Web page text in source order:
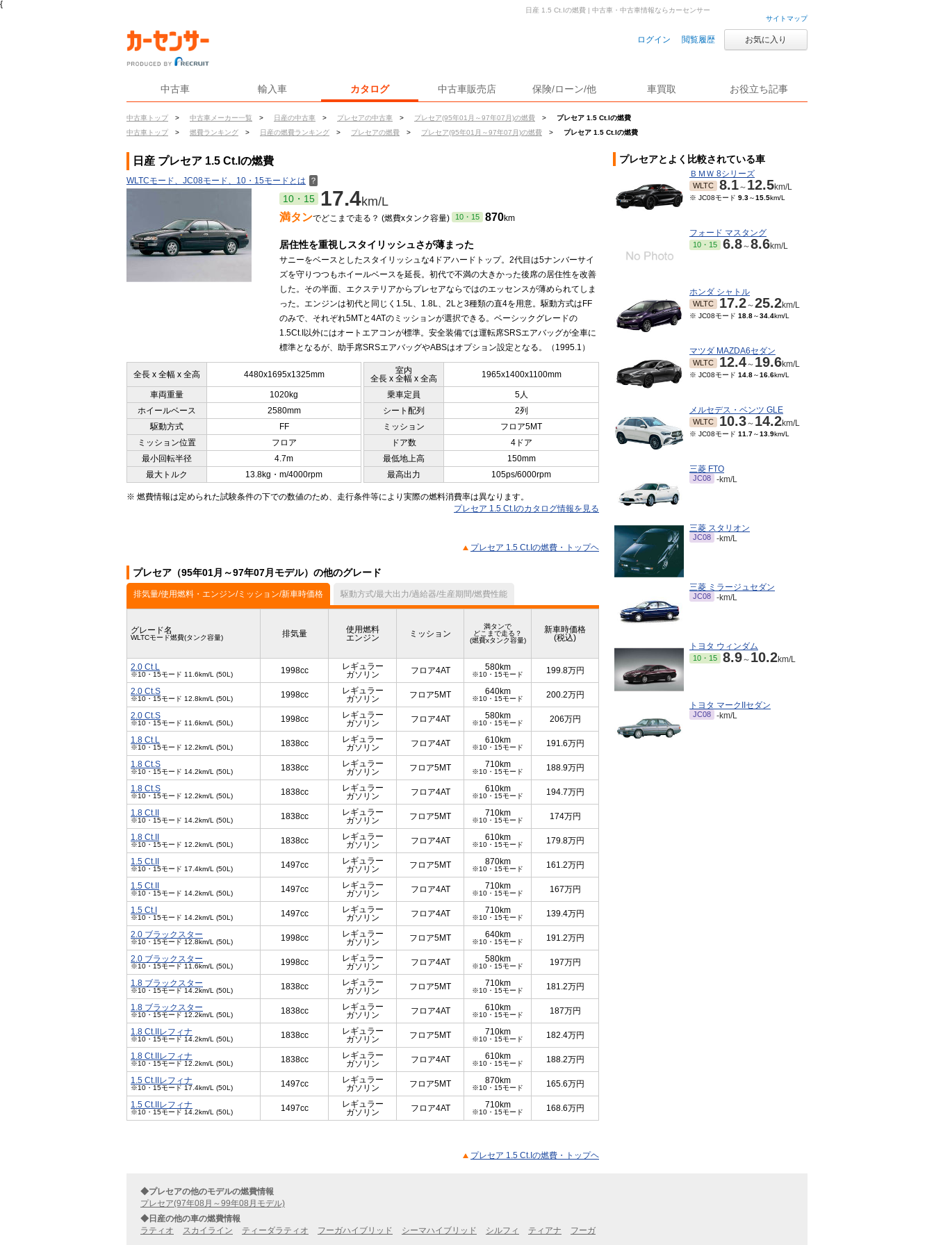
{
サイトマップ
ログイン 閲覧履歴 お気に入り
中古車 輸入車 カタログ 中古車販売店 保険/ローン/他 車買取 お役立ち記事
中古車トップ > 中古車メーカー一覧 > 日産の中古車 > プレセアの中古車 > プレセア(95年01月～97年07月)の燃費 >
プレセア 1.5 Ct.Iの燃費
中古車トップ
> 燃費ランキング > 日産の燃費ランキング > プレセアの燃費 > プレセア(95年01月～97年07月)の燃費 > プレセア 1.5 Ct.Iの燃費
日産 1.5 Ct.Iの燃費 | 中古車・中古車情報ならカーセンサー
日産 プレセア 1.5 Ct.Iの燃費
WLTCモード、JC08モード、10・15モードとは ？
10・15 17.4km/L
満タンでどこまで走る？ (燃費xタンク容量) 10・15 870km
居住性を重視しスタイリッシュさが薄まった
サニーをベースとしたスタイリッシュな4ドアハードトップ。2代目は5ナンバーサイ
ズを守りつつもホイールベースを延長。初代で不満の大きかった後席の居住性を改善
した。その半面、エクステリアからプレセアならではのエッセンスが薄められてしま
った。エンジンは初代と同じく1.5L、1.8L、2Lと3種類の直4を用意。駆動方式はFF
のみで、それぞれ5MTと4ATのミッションが選択できる。ベーシックグレードの
1.5Ct.I以外にはオートエアコンが標準。安全装備では運転席SRSエアバッグが全車に
標準となるが、助手席SRSエアバッグやABSはオプション設定となる。（1995.1）
全長 x 全幅 x 全高 4480x1695x1325mm
室内
全長 x 全幅 x 全高
1965x1400x1100mm
車両重量 1020kg 乗車定員
5人
ホイールベース
2580mm シート配列
2列
駆動方式
FF ミッション
フロア5MT
ミッション位置
フロア ドア数
4ドア
最小回転半径
4.7m 最低地上高
150mm
最大トルク
13.8kg・m/4000rpm 最高出力 105ps/6000rpm
※ 燃費情報は定められた試験条件の下での数値のため、走行条件等により実際の燃料消費率は異なります。
プレセア 1.5 Ct.Iのカタログ情報を見る
プレセア 1.5 Ct.Iの燃費・トップヘ
プレセア（95年01月～97年07月モデル）の他のグレード
排気量/使用燃料・エンジン/ミッション/新車時価格 駆動方式/最大出力/過給器/生産期間/燃費性能
グレード名
WLTCモード燃費(タンク容量) 排気量
使用燃料
エンジン
ミッション
満タンで
どこまで走る？
(燃費xタンク容量)
新車時価格
(税込)
2.0 Ct.L
※10・15モード 11.6km/L (50L) 1998cc
レギュラー
ガソリン
フロア4AT 580km
※10・15モード 199.8万円
2.0 Ct.S
※10・15モード 12.8km/L (50L) 1998cc
レギュラー
ガソリン
フロア5MT 640km
※10・15モード 200.2万円
2.0 Ct.S
※10・15モード 11.6km/L (50L) 1998cc
レギュラー
ガソリン
フロア4AT 580km
※10・15モード 206万円
1.8 Ct.L
※10・15モード 12.2km/L (50L) 1838cc
レギュラー
ガソリン
フロア4AT 610km
※10・15モード 191.6万円
1.8 Ct.S
※10・15モード 14.2km/L (50L) 1838cc
レギュラー
ガソリン
フロア5MT 710km
※10・15モード 188.9万円
1.8 Ct.S
※10・15モード 12.2km/L (50L) 1838cc
レギュラー
ガソリン
フロア4AT 610km
※10・15モード 194.7万円
1.8 Ct.II
※10・15モード 14.2km/L (50L) 1838cc
レギュラー
ガソリン
フロア5MT 710km
※10・15モード 174万円
1.8 Ct.II
※10・15モード 12.2km/L (50L) 1838cc
レギュラー
ガソリン
フロア4AT 610km
※10・15モード 179.8万円
1.5 Ct.II
※10・15モード 17.4km/L (50L) 1497cc
レギュラー
ガソリン
フロア5MT 870km
※10・15モード 161.2万円
1.5 Ct.II
※10・15モード 14.2km/L (50L) 1497cc
レギュラー
ガソリン
フロア4AT 710km
※10・15モード 167万円
1.5 Ct.I
※10・15モード 14.2km/L (50L) 1497cc
レギュラー
ガソリン
フロア4AT 710km
※10・15モード 139.4万円
2.0 ブラックスター
※10・15モード 12.8km/L (50L) 1998cc
レギュラー
ガソリン
フロア5MT 640km
※10・15モード 191.2万円
2.0 ブラックスター
※10・15モード 11.6km/L (50L) 1998cc
レギュラー
ガソリン
フロア4AT 580km
※10・15モード 197万円
1.8 ブラックスター
※10・15モード 14.2km/L (50L) 1838cc
レギュラー
ガソリン
フロア5MT 710km
※10・15モード 181.2万円
1.8 ブラックスター
※10・15モード 12.2km/L (50L) 1838cc
レギュラー
ガソリン
フロア4AT 610km
※10・15モード 187万円
1.8 Ct.IIレフィナ
※10・15モード 14.2km/L (50L) 1838cc
レギュラー
ガソリン
フロア5MT 710km
※10・15モード 182.4万円
1.8 Ct.IIレフィナ
※10・15モード 12.2km/L (50L) 1838cc
レギュラー
ガソリン
フロア4AT 610km
※10・15モード 188.2万円
1.5 Ct.IIレフィナ
※10・15モード 17.4km/L (50L) 1497cc
レギュラー
ガソリン
フロア5MT 870km
※10・15モード 165.6万円
1.5 Ct.IIレフィナ
※10・15モード 14.2km/L (50L) 1497cc
レギュラー
ガソリン
フロア4AT 710km
※10・15モード 168.6万円
プレセア 1.5 Ct.Iの燃費・トップヘ
プレセアとよく比較されている車
ＢＭＷ 8シリーズ
WLTC 8.1～ 12.5km/L
※ JC08モード 9.3～15.5km/L
フォード マスタング
10・15 6.8～8.6km/L
ホンダ シャトル
WLTC 17.2～25.2km/L
※ JC08モード 18.8～34.4km/L
マツダ MAZDA6セダン
WLTC 12.4～ 19.6km/L
※ JC08モード 14.8～16.6km/L
メルセデス・ベンツ GLE
WLTC 10.3～ 14.2km/L
※ JC08モード 11.7～13.9km/L
三菱 FTO
JC08 -km/L
三菱 スタリオン
JC08 -km/L
三菱 ミラージュセダン
JC08 -km/L
トヨタ ウィンダム
10・15 8.9～ 10.2km/L
トヨタ マークIIセダン
JC08 -km/L
◆プレセアの他のモデルの燃費情報
プレセア(97年08月～99年08月モデル)
◆日産の他の車の燃費情報
ラティオ
スカイライン ティーダラティオ フーガハイブリッド シーマハイブリッド シルフィ ティアナ フーガ